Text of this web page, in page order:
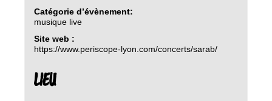
Catégorie d’évènement:
musique live
Site web :
https://www.periscope-lyon.com/concerts/sarab/
LIEU